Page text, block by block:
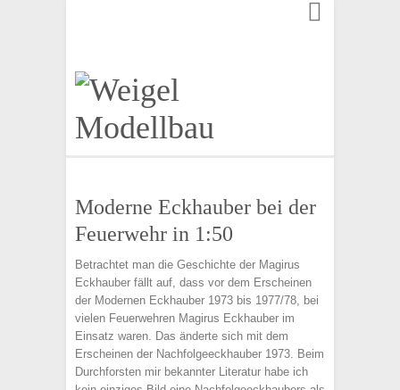
Moderne Eckhauber bei der
Feuerwehr in 1:50
Betrachtet man die Geschichte der Magirus
Eckhauber fällt auf, dass vor dem Erscheinen
der Modernen Eckhauber 1973 bis 1977/78, bei
vielen Feuerwehren Magirus Eckhauber im
Einsatz waren. Das änderte sich mit dem
Erscheinen der Nachfolgeeckhauber 1973. Beim
Durchforsten mir bekannter Literatur habe ich